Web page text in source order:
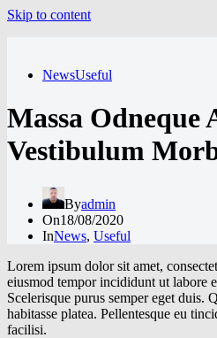
Skip to content
NewsUseful
Massa Odneque
Vestibulum
Byadmin
On18/08/2020
InNews, Useful
Lorem ipsum dolor sit amet,
eiusmod tempor incididunt ut labore
Scelerisque purus semper eget duis.
habitasse platea. Pellentesque eu
facilisi.